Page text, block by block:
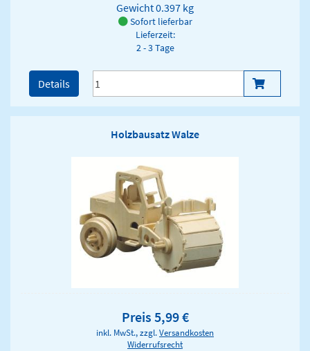
Gewicht0.397 kg
Sofort lieferbar
Lieferzeit:
2 - 3 Tage
Details
Holzbausatz Walze
Preis 5,99 €
inkl. MwSt., zzgl.Versandkosten
Widerrufsrecht